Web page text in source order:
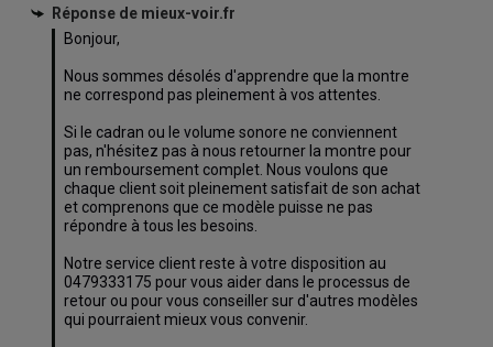
Réponse de mieux-voir.fr
Bonjour,
Nous sommes désolés d'apprendre que la montre
ne correspond pas pleinement à vos attentes.
Si le cadran ou le volume sonore ne conviennent
pas, n'hésitez pas à nous retourner la montre pour
un remboursement complet. Nous voulons que
chaque client soit pleinement satisfait de son achat
et comprenons que ce modèle puisse ne pas
répondre à tous les besoins.
Notre service client reste à votre disposition au
0479333175 pour vous aider dans le processus de
retour ou pour vous conseiller sur d'autres modèles
qui pourraient mieux vous convenir.